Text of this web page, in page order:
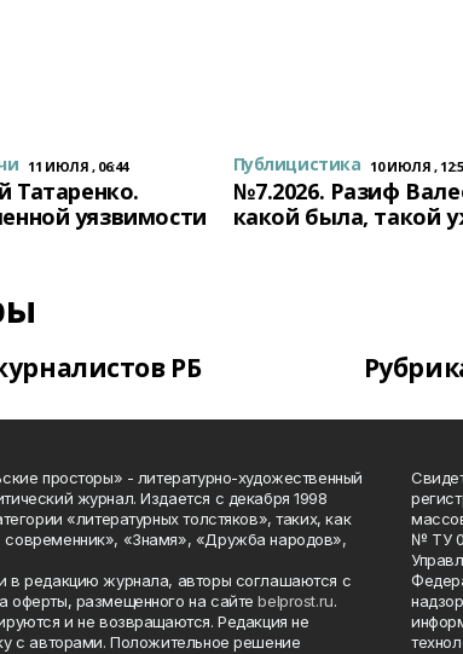
11 ИЮЛЯ , 06:44
Татаренко.
уязвимости
Публицистика 10 ИЮЛЯ ,
№7.2026. Разиф
какой была, такой
РБ
просторы» - литературно-художественный
журнал. Издается с декабря 1998
«литературных толстяков», таких, как
«Знамя», «Дружба народов»,
в редакцию журнала, авторы соглашаются с
оферты, размещенного на сайтеbelprost.ru.
и не возвращаются. Редакция не
с авторами. Положительное решение
№ ТУ